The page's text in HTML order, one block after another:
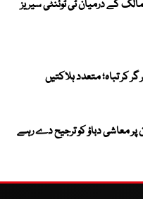
ممالک کے درمیان ٹی ٹوئنٹی سیریز
پر معاشی دباؤ کو ترجیح دے رہے